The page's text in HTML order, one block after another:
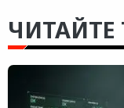
ЧИТАЙТЕ